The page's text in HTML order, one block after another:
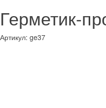
Герметик-
Артикул: ge37